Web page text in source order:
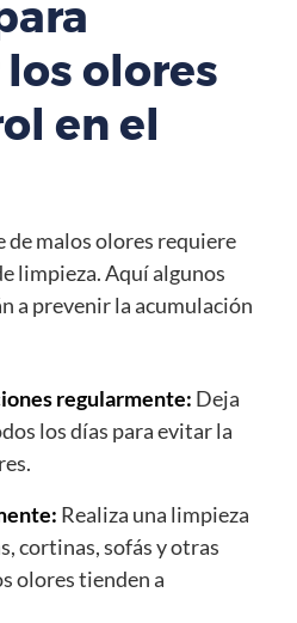
olores
en el
malos olores requiere
limpieza. Aquí algunos
a prevenir la acumulación
regularmente: Deja
los días para evitar la
Realiza una limpieza
cortinas, sofás y otras
olores tienden a